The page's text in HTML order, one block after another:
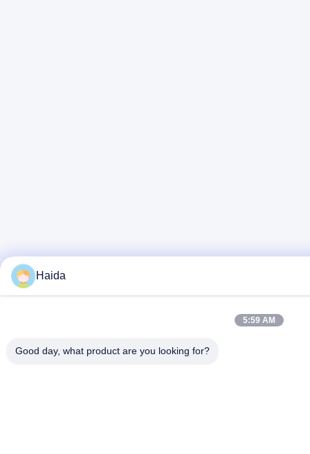
Haida
5:59 AM
Good day, what product are you looking for?